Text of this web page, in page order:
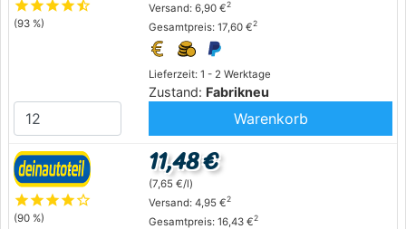
starstarstarstarstar_half
(93 %)
Lieferzeit: 1 - 2 Werktage
Zustand: Fabrikneu
Versand: 6,90 €2
Gesamtpreis: 17,60 €2
Warenkorb
starstarstarstarstar_outline
(90 %)
11,48 €
(7,65 €/l)
Versand: 4,95 €2
Gesamtpreis: 16,43 €2